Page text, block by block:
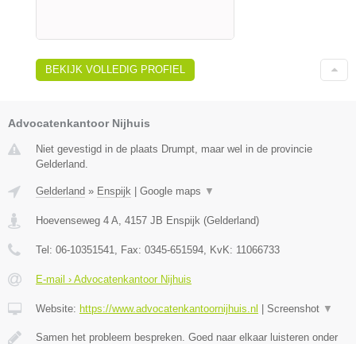
BEKIJK VOLLEDIG PROFIEL
Advocatenkantoor Nijhuis
Niet gevestigd in de plaats Drumpt, maar wel in de provincie
Gelderland.
Gelderland » Enspijk Google maps ▼
Hoevenseweg 4 A 4157 JB Enspijk (Gelderland)
Tel: 06-10351541 , Fax: 0345-651594 , KvK: 11066733
E-mail › Advocatenkantoor Nijhuis
Website: https://www.advocatenkantoornijhuis.nl Screenshot ▼
Samen het probleem bespreken. Goed naar elkaar luisteren onder